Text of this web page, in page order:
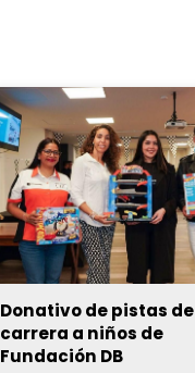
Donativo de pistas de
carrera a niños de
Fundación DB